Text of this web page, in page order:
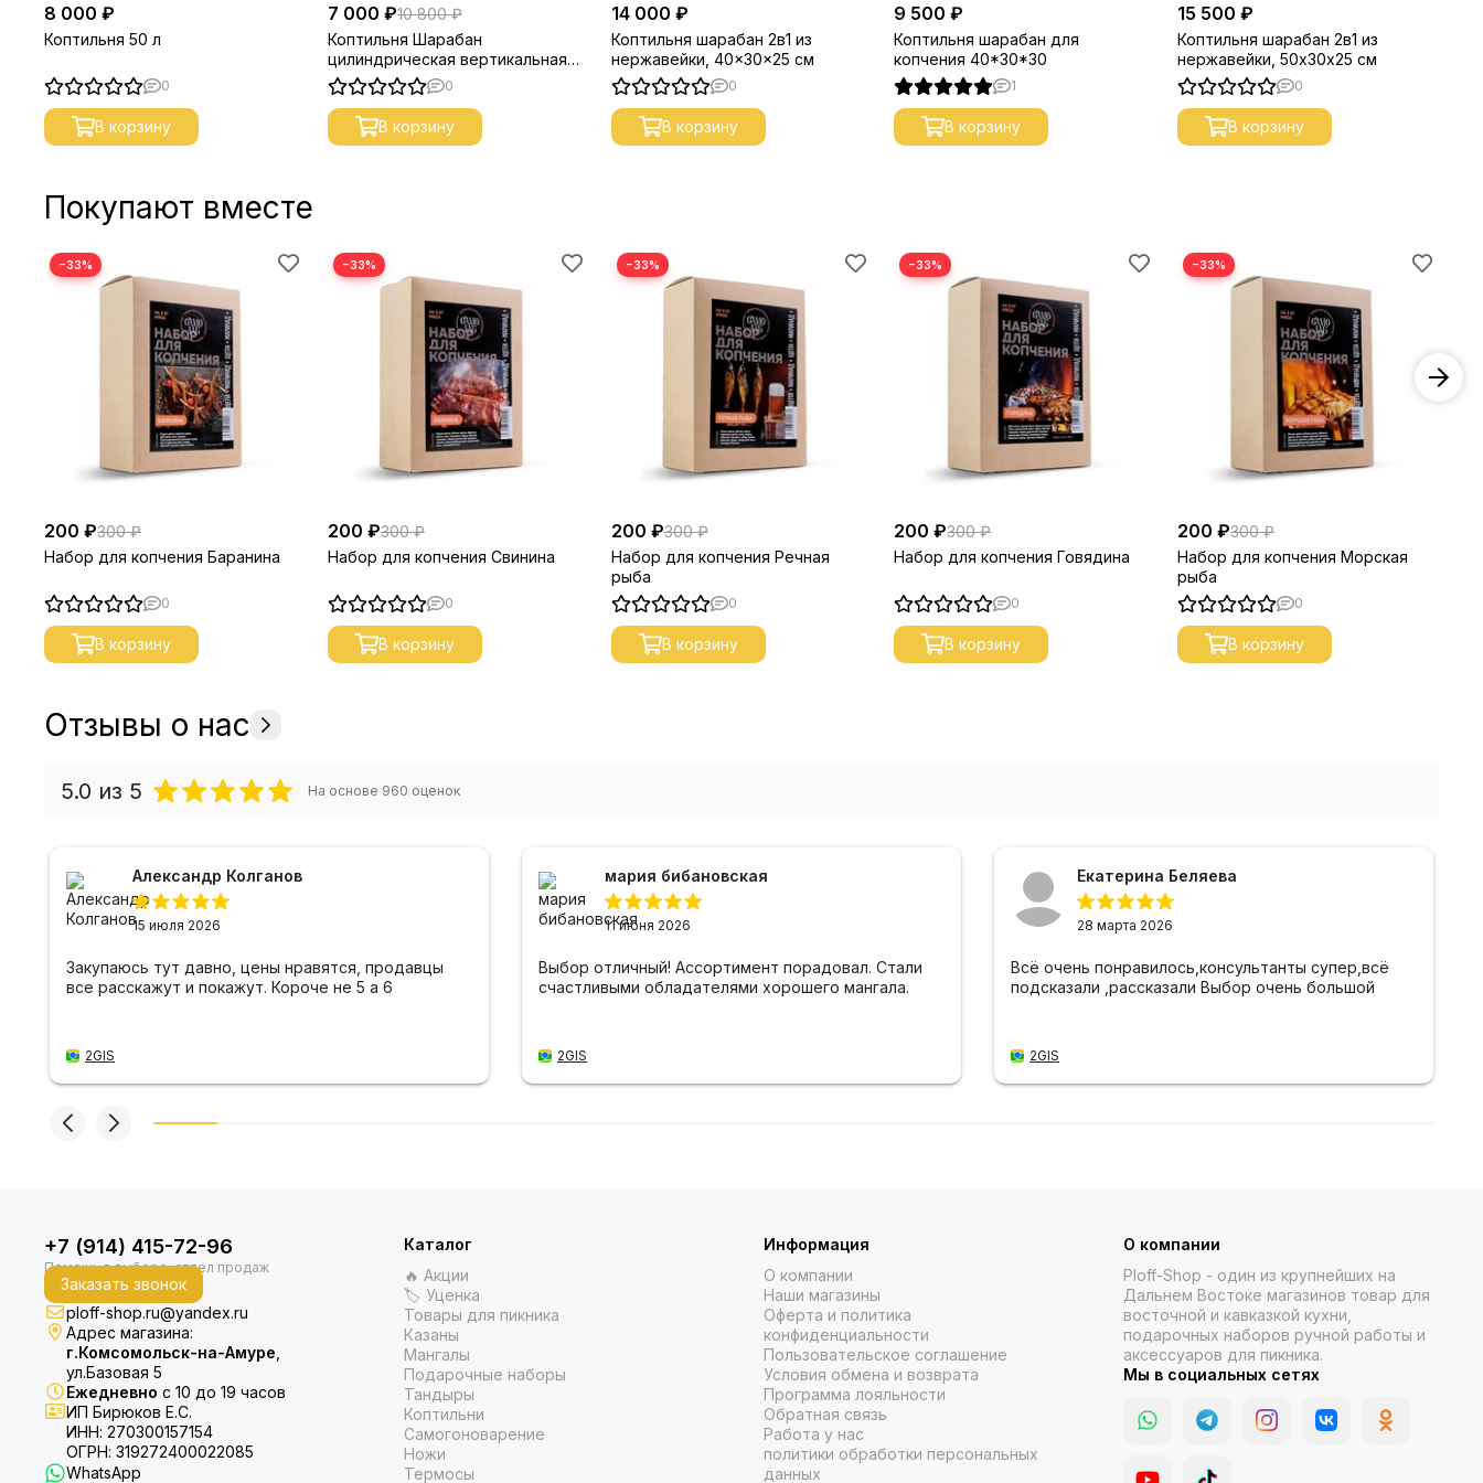
8 000 ₽
Коптильня 50 л
0
В корзину
7 000 ₽10 800 ₽
Коптильня Шарабан
цилиндрическая вертикальная
(23 литра)
0
В корзину
14 000 ₽
Коптильня шарабан 2в1 из
нержавейки, 40x30x25 см
0
В корзину
9 500 ₽
Коптильня шарабан для
копчения 40*30*30
1
В корзину
15 500 ₽
Коптильня шарабан 2в1 из
нержавейки, 50х30х25 см
0
В корзину
Покупают вместе
−33%
200 ₽300 ₽
Набор для копчения Баранина
0
В корзину
−33%
200 ₽300 ₽
Набор для копчения Свинина
0
В корзину
−33%
200 ₽300 ₽
Набор для копчения Речная
рыба
0
В корзину
−33%
200 ₽300 ₽
Набор для копчения Говядина
0
В корзину
−33%
200 ₽300 ₽
Набор для копчения Морская
рыба
0
В корзину
Отзывы о нас
5.0 из 5 На основе 960 оценок
Александр Колганов
15 июля 2026
Закупаюсь тут давно, цены нравятся, продавцы
все расскажут и покажут. Короче не 5 а 6
2GIS
мария бибановская
11 июня 2026
Выбор отличный! Ассортимент порадовал. Стали
счастливыми обладателями хорошего мангала.
2GIS
Екатерина Беляева
28 марта 2026
Всё очень понравилось,консультанты супер,всё
подсказали ,рассказали Выбор очень большой
2GIS
+7 (914) 415-72-96
Заказать звонок
ploff-shop.ru@yandex.ru
Адрес магазина:
г.Комсомольск-на-Амуре
ул.Базовая 5
Ежедневно с 10 до 19 часов
ИП Бирюков Е.С.
ИНН: 270300157154
ОГРН: 319272400022085
WhatsApp
Каталог
🔥 Акции
🏷 Уценка
Товары для пикника
Казаны
Мангалы
Подарочные наборы
Тандыры
Коптильни
Самогоноварение
Ножи
Термосы
Информация
О компании
Наши магазины
Оферта и политика
конфиденциальности
Пользовательское соглашение
Условия обмена и возврата
Программа лояльности
Обратная связь
Работа у нас
политики обработки персональных
данных
О компании
Ploff-Shop - один из крупнейших на
Дальнем Востоке магазинов товар для
восточной и кавказкой кухни,
подарочных наборов ручной работы и
аксессуаров для пикника.
Мы в социальных сетях